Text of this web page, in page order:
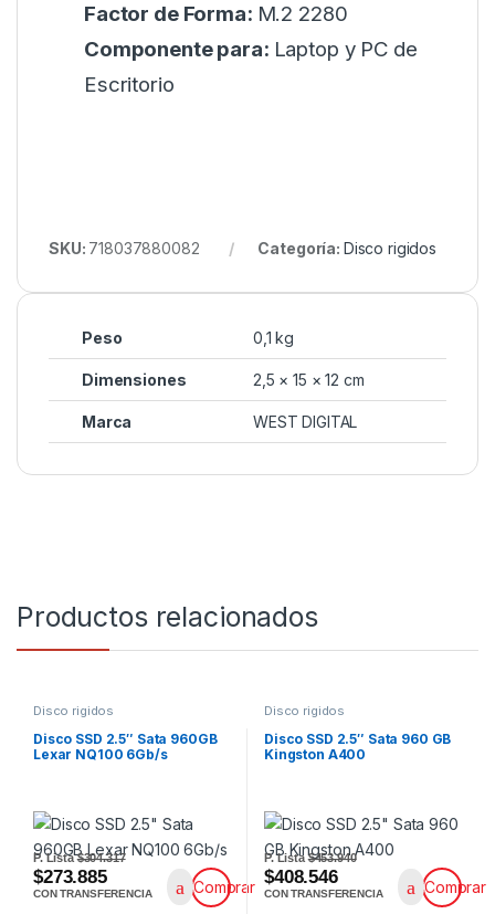
Factor de Forma: M.2 2280
Componente para: Laptop y PC de
Escritorio
SKU: 718037880082 Categoría: Disco rigidos
Peso 0,1 kg
Dimensiones 2,5 × 15 × 12 cm
Marca WEST DIGITAL
Productos relacionados
Disco rigidos
Disco SSD 2.5″ Sata 960GB
Lexar NQ100 6Gb/s
P. Lista$304.317
$273.885
CON TRANSFERENCIA Comprar
Disco rigidos
Disco SSD 2.5″ Sata 960 GB
Kingston A400
P. Lista$453.940
$408.546
CON TRANSFERENCIA Comprar